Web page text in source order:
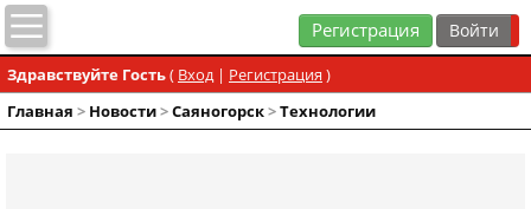
Регистрация
Здравствуйте Гость( Вход| Регистрация )
Главная > Новости>Cаяногорск>Технологии